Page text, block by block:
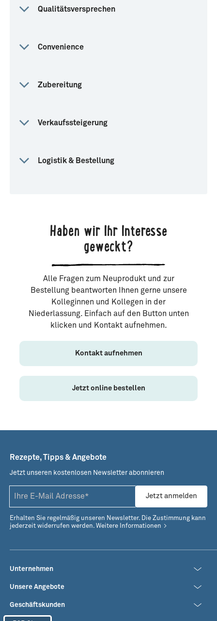
Qualitätsversprechen
Convenience
Zubereitung
Verkaufssteigerung
Logistik & Bestellung
Haben wir Ihr Interesse
geweckt?
Alle Fragen zum Neuprodukt und zur
Bestellung beantworten Ihnen gerne unsere
Kolleginnen und Kollegen in der
Niederlassung. Einfach auf den Button unten
klicken und Kontakt aufnehmen.
Kontakt aufnehmen
Jetzt online bestellen
Unternehmen
Unsere Angebote
Geschäftskunden
Rezepte, Tipps & Angebote
Jetzt unseren kostenlosen Newsletter abonnieren
Jetzt anmelden
Erhalten Sie regelmäßig unseren Newsletter. Die Zustimmung kann
jederzeit widerrufen werden. Weitere Informationen